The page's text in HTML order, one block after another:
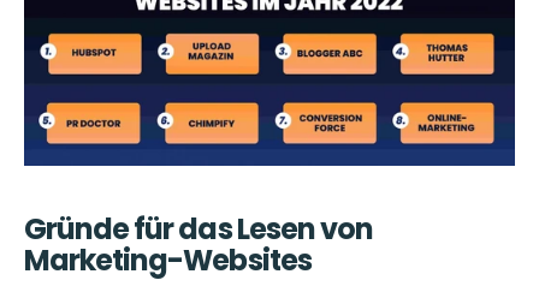
Gründe für das Lesen von
Marketing-Websites